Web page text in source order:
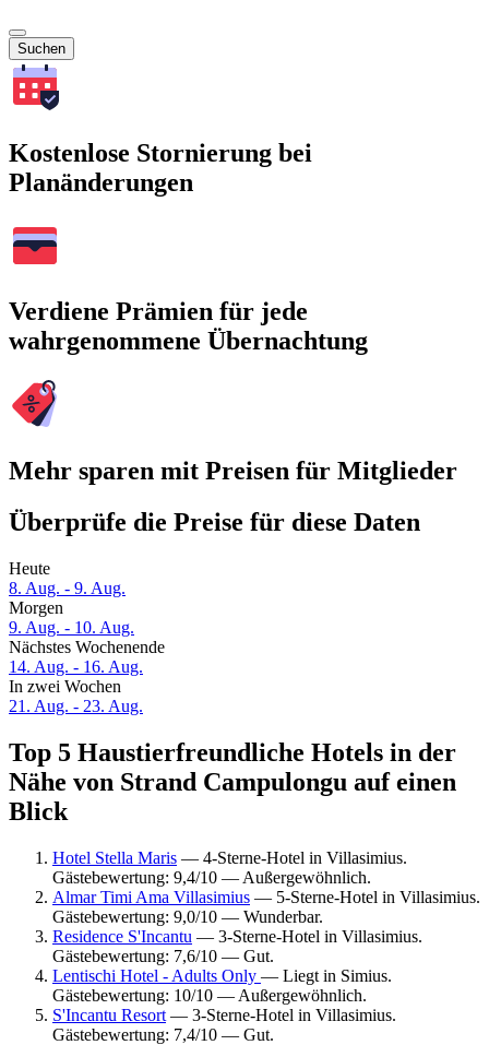
Suchen
Kostenlose Stornierung bei
Planänderungen
Verdiene Prämien für jede
wahrgenommene Übernachtung
Mehr sparen mit Preisen für Mitglieder
Überprüfe die Preise für diese Daten
Heute
8. Aug. - 9. Aug.
Morgen
9. Aug. - 10. Aug.
Nächstes Wochenende
14. Aug. - 16. Aug.
In zwei Wochen
21. Aug. - 23. Aug.
Top 5 Haustierfreundliche Hotels in der
Nähe von Strand Campulongu auf einen
Blick
Hotel Stella Maris — 4-Sterne-Hotel in Villasimius.
Gästebewertung: 9,4/10 — Außergewöhnlich.
Almar Timi Ama Villasimius — 5-Sterne-Hotel in Villasimius.
Gästebewertung: 9,0/10 — Wunderbar.
Residence S'Incantu — 3-Sterne-Hotel in Villasimius.
Gästebewertung: 7,6/10 — Gut.
Lentischi Hotel - Adults Only — Liegt in Simius.
Gästebewertung: 10/10 — Außergewöhnlich.
S'Incantu Resort — 3-Sterne-Hotel in Villasimius.
Gästebewertung: 7,4/10 — Gut.